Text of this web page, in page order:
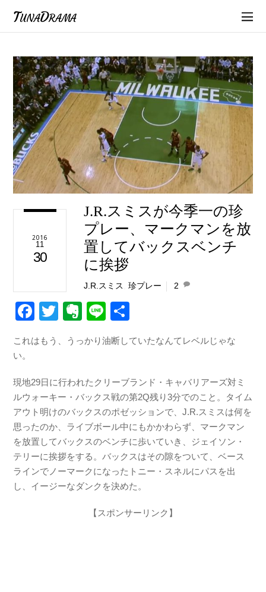
TunaDrama
2016
11
30
J.R.スミスが今季一の珍
プレー、マークマンを放
置してバックスベンチ
に挨拶
J.R.スミス ,珍プレー 2
F
c
b
o
o
k
T
tt
E
er
ot
e
Li
e
これはもう、うっかり油断していたなんてレベルじゃな
い。
現地29日に行われたクリーブランド・キャバリアーズ対ミ
ルウォーキー・バックス戦の第2Q残り3分でのこと。タイム
アウト明けのバックスのポゼッションで、J.R.スミスは何を
思ったのか、ライブボール中にもかかわらず、マークマン
を放置してバックスのベンチに歩いていき、ジェイソン・
テリーに挨拶をする。バックスはその隙をついて、ベース
ラインでノーマークになったトニー・スネルにパスを出
し、イージーなダンクを決めた。
【スポンサーリンク】